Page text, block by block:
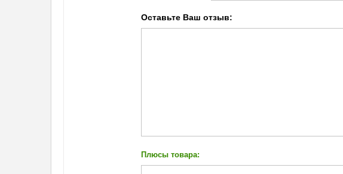
Оставьте Ваш отзыв:
Плюсы товара: